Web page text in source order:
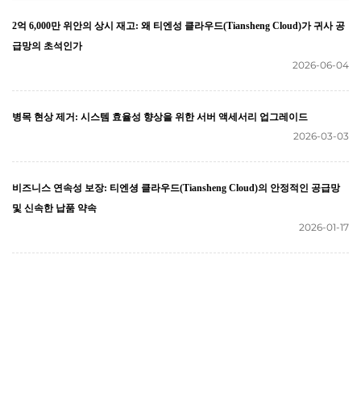
2억 6,000만 위안의 상시 재고: 왜 티엔성 클라우드(Tiansheng Cloud)가 귀사 공
급망의 초석인가
2026-06-04
병목 현상 제거: 시스템 효율성 향상을 위한 서버 액세서리 업그레이드
2026-03-03
비즈니스 연속성 보장: 티엔셩 클라우드(Tiansheng Cloud)의 안정적인 공급망
및 신속한 납품 약속
2026-01-17